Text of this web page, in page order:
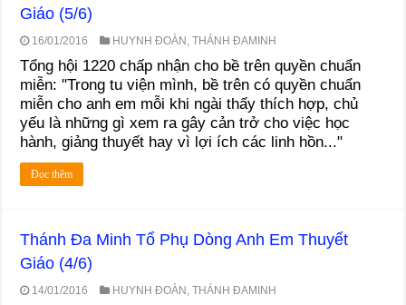
Giáo (5/6)
16/01/2016 HUYNH ĐOÀN ,THÁNH ĐAMINH
Tổng hội 1220 chấp nhận cho bề trên quyền chuẩn
miễn: "Trong tu viện mình, bề trên có quyền chuẩn
miễn cho anh em mỗi khi ngài thấy thích hợp, chủ
yếu là những gì xem ra gây cản trở cho việc học
hành, giảng thuyết hay vì lợi ích các linh hồn..."
Đọc thêm
Thánh Đa Minh Tổ Phụ Dòng Anh Em Thuyết
Giáo (4/6)
14/01/2016 HUYNH ĐOÀN ,THÁNH ĐAMINH